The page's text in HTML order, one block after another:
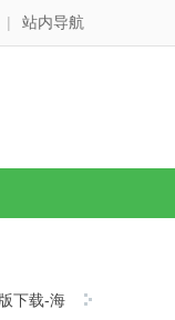
| 站内导航
下载-海